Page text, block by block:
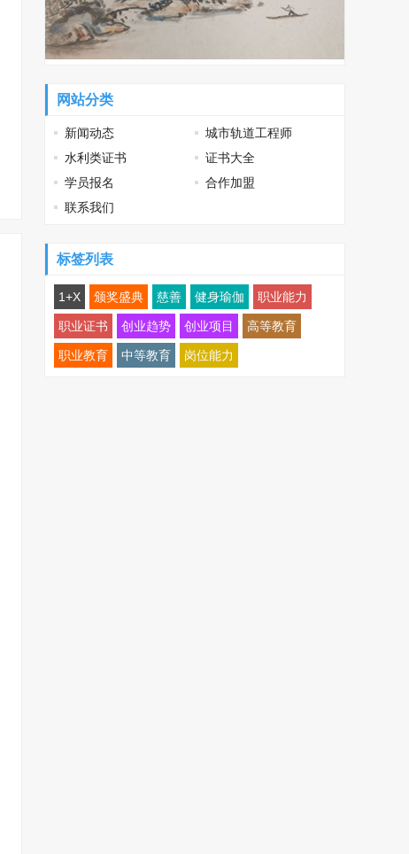
网站分类
新闻动态
城市轨道工程师
水利类证书
证书大全
学员报名
合作加盟
联系我们
标签列表
1+X 颁奖盛典 慈善 健身瑜伽 职业能力
职业证书 创业趋势 创业项目 高等教育
职业教育 中等教育 岗位能力